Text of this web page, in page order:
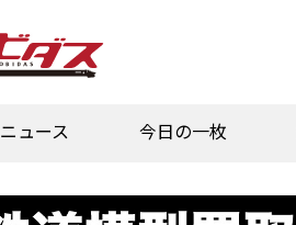
ニュース 今日の一枚